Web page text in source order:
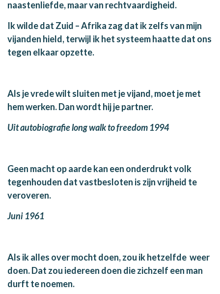
naastenliefde, maar van rechtvaardigheid.
Ik wilde dat Zuid – Afrika zag dat ik zelfs van mijn
vijanden hield, terwijl ik het systeem haatte dat ons
tegen elkaar opzette.
Als je vrede wilt sluiten met je vijand, moet je met
hem werken. Dan wordt hij je partner.
Uit autobiografie long walk to freedom 1994
Geen macht op aarde kan een onderdrukt volk
tegenhouden dat vastbesloten is zijn vrijheid te
veroveren.
Juni 1961
Als ik alles over mocht doen, zou ik hetzelfde weer
doen. Dat zou iedereen doen die zichzelf een man
durft te noemen.